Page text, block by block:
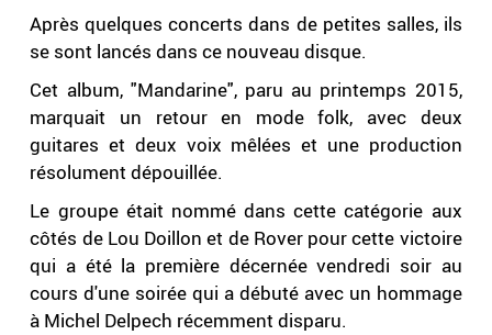
Après quelques concerts dans de petites salles, ils
se sont lancés dans ce nouveau disque.
Cet album, "Mandarine", paru au printemps 2015,
marquait un retour en mode folk, avec deux
guitares et deux voix mêlées et une production
résolument dépouillée.
Le groupe était nommé dans cette catégorie aux
côtés de Lou Doillon et de Rover pour cette victoire
qui a été la première décernée vendredi soir au
cours d'une soirée qui a débuté avec un hommage
à Michel Delpech récemment disparu.